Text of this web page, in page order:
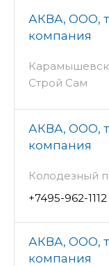
АКВА, ООО,
компания
Строй Сам
АКВА, ООО,
компания
Колодезный
+7495-962-1112
АКВА, ООО,
компания